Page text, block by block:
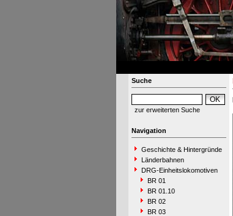
Suche
zur erweiterten Suche
Navigation
Geschichte & Hintergründe
Länderbahnen
DRG-Einheitslokomotiven
BR 01
BR 01.10
BR 02
BR 03